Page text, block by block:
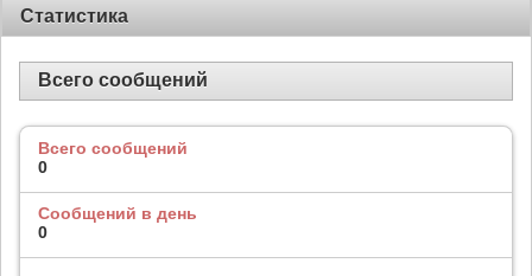
Статистика
Всего сообщений
Всего сообщений
0
Сообщений в день
0